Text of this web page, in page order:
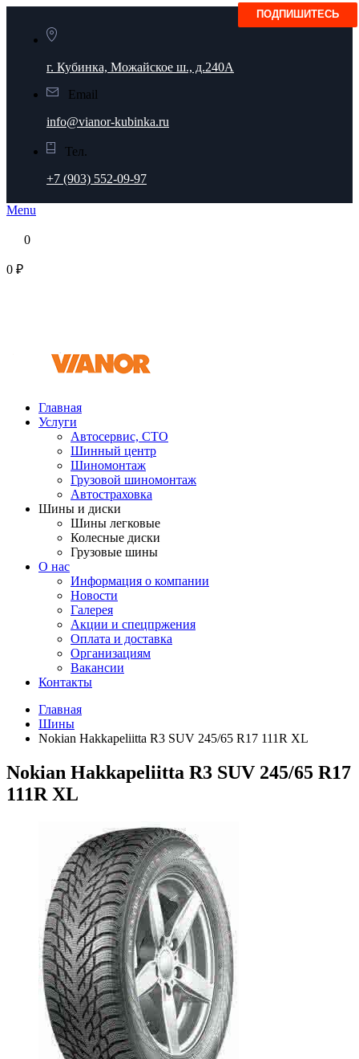
г. Кубинка, Можайское ш., д.240А
Email
info@vianor-kubinka.ru
Тел.
+7 (903) 552-09-97
Menu
0
0 ₽
Главная
Услуги
Автосервис, СТО
Шинный центр
Шиномонтаж
Грузовой шиномонтаж
Автостраховка
Шины и диски
Шины легковые
Колесные диски
Грузовые шины
О нас
Информация о компании
Новости
Галерея
Акции и спецпржения
Оплата и доставка
Организациям
Вакансии
Контакты
Главная
Шины
Nokian Hakkapeliitta R3 SUV 245/65 R17 111R XL
Nokian Hakkapeliitta R3 SUV 245/65 R17
111R XL